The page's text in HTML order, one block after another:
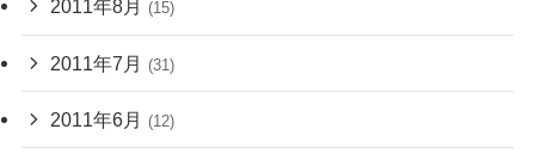
2011年8月 (15)
2011年7月 (31)
2011年6月 (12)